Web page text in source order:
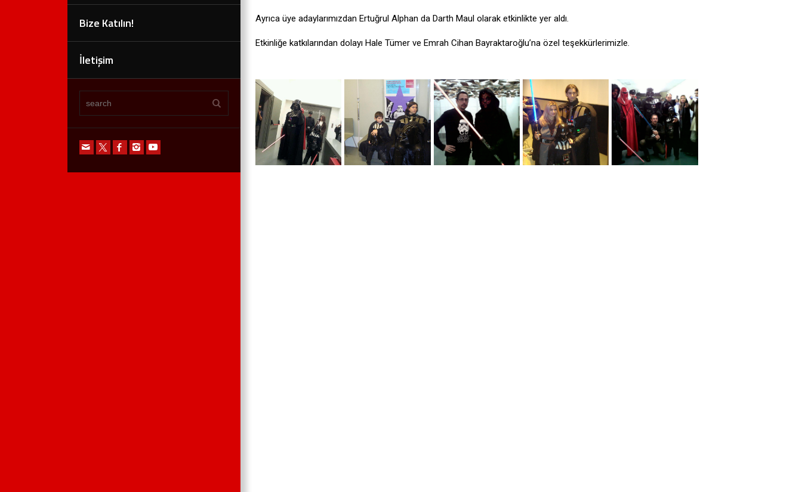
Bize Katılın!
İletişim
Ayrıca üye adaylarımızdan Ertuğrul Alphan da Darth Maul olarak etkinlikte yer aldı.
Etkinliğe katkılarından dolayı Hale Tümer ve Emrah Cihan Bayraktaroğlu’na özel teşekkürlerimizle.